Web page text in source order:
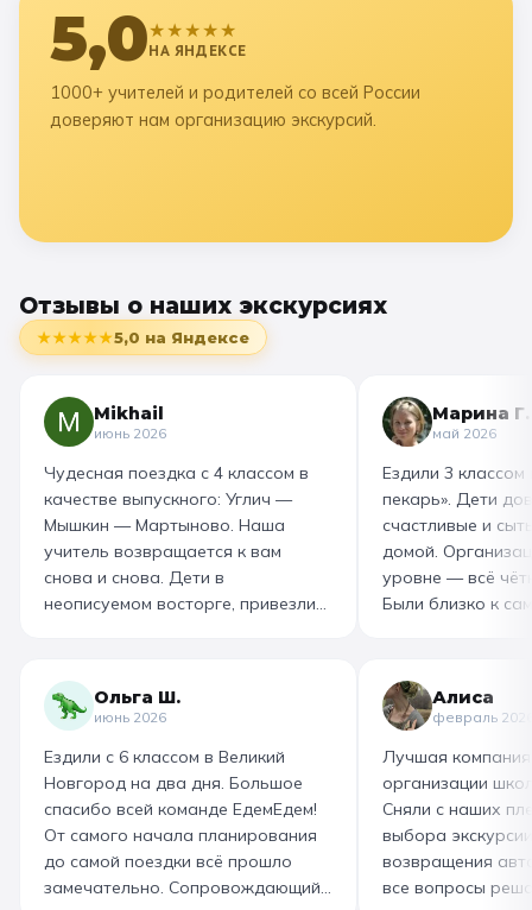
5,0★★★★★
НА ЯНДЕКСЕ
1000+ учителей и родителей со всей России
доверяют нам организацию экскурсий.
Отзывы о наших экскурсиях
★★★★★5,0 на Яндексе
Mikhail
июнь 2026
Чудесная поездка с 4 классом в
качестве выпускного: Углич —
Мышкин — Мартыново. Наша
учитель возвращается к вам
снова и снова. Дети в
неописуемом восторге, привезли
маршрут для себя, настолько
интересно и насыщенно было.
Огромная благодарность
организатору! Вы лучшие: от
выбора супер-маршрута, питания,
гостиницы, тайминга, до
интересного экскурсовода и
приятного водителя. Всё на
высшем уровне 👌
Марина Г.
май 2026
Ездили 3 классом
пекарь». Дети
счастливые и
домой.
уровне — всё
Были близко к
гигантский
изготовили
слоёного теста,
со скоморохом,
загадками. В
горячие
производстве
вкусный и
Ольга Ш.
июнь 2026
Ездили с 6 классом в Великий
Новгород на два дня. Большое
спасибо всей команде ЕдемЕдем!
От самого начала планирования
до самой поездки всё прошло
замечательно. Сопровождающий
Алиса
февраль
Лучшая
организации
Сняли с наших
выбора
возвращения
все вопросы